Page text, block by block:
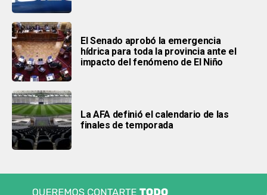
El Senado aprobó la emergencia
hídrica para toda la provincia ante el
impacto del fenómeno de El Niño
La AFA definió el calendario de las
finales de temporada